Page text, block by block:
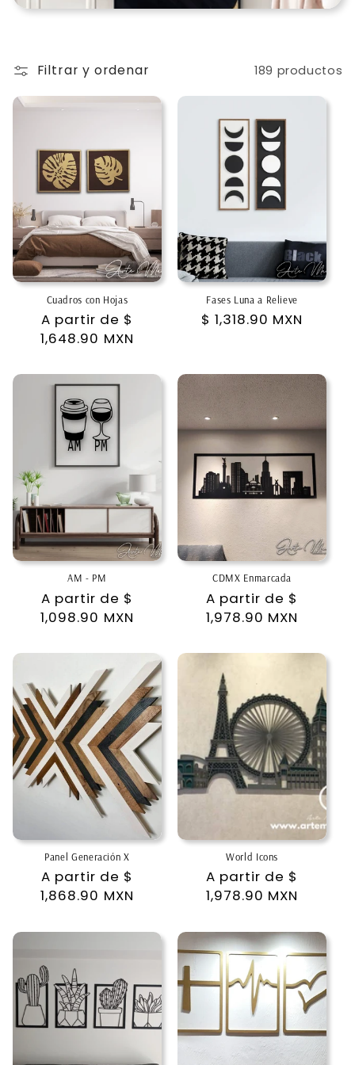
ó
:
Filtrar y ordenar 189 productos
Cuadros con Hojas
Precio
habitual
A partir de $
1,648.90 MXN
Fases Luna a Relieve
Precio
$ 1,318.90 MXN
AM - PM
Precio
habitual
A partir de $
1,098.90 MXN
CDMX Enmarcada
Precio
habitual
A partir de $
1,978.90 MXN
Panel Generación X
Precio
habitual
A partir de $
1,868.90 MXN
World Icons
Precio
habitual
A partir de $
1,978.90 MXN